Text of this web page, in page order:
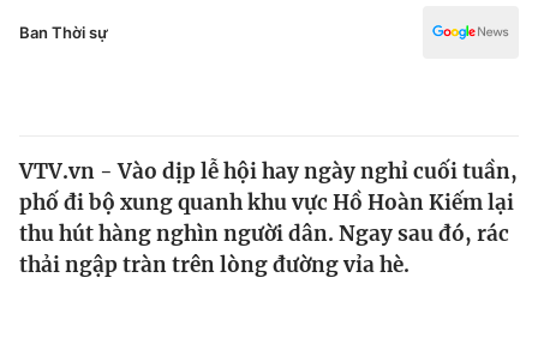
Thế giới
Tin tức
Kinh tế
Đời sống
Ban Thời sự
VTV.vn - Vào dịp lễ hội hay ngày nghỉ cuối tuần,
phố đi bộ xung quanh khu vực Hồ Hoàn Kiếm lại
thu hút hàng nghìn người dân. Ngay sau đó, rác
thải ngập tràn trên lòng đường vỉa hè.